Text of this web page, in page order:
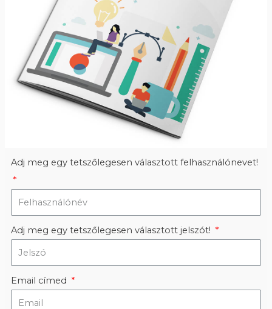
Adj meg egy tetszőlegesen választott felhasználónevet!
Adj meg egy tetszőlegesen választott jelszót!
Email címed